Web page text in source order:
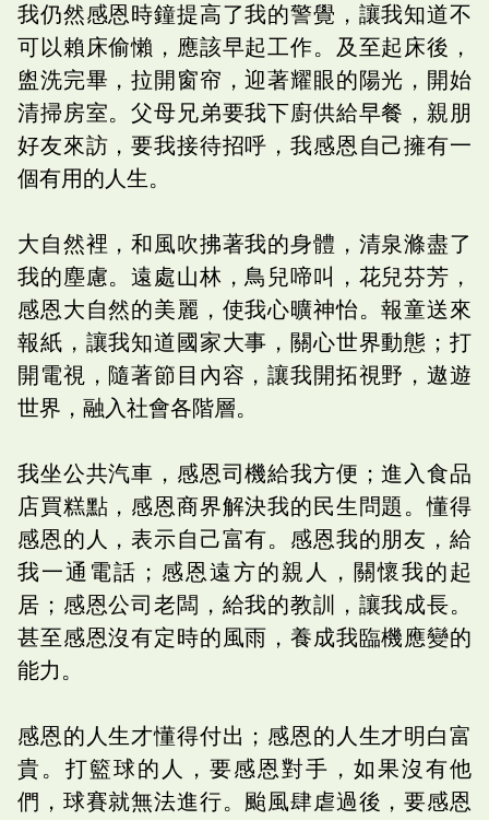
我仍然感恩時鐘提高了我的警覺，讓我知道不
可以賴床偷懶，應該早起工作。及至起床後，
盥洗完畢，拉開窗帘，迎著耀眼的陽光，開始
清掃房室。父母兄弟要我下廚供給早餐，親朋
好友來訪，要我接待招呼，我感恩自己擁有一
個有用的人生。
大自然裡，和風吹拂著我的身體，清泉滌盡了
我的塵慮。遠處山林，鳥兒啼叫，花兒芬芳，
感恩大自然的美麗，使我心曠神怡。報童送來
報紙，讓我知道國家大事，關心世界動態；打
開電視，隨著節目內容，讓我開拓視野，遨遊
世界，融入社會各階層。
我坐公共汽車，感恩司機給我方便；進入食品
店買糕點，感恩商界解決我的民生問題。懂得
感恩的人，表示自己富有。感恩我的朋友，給
我一通電話；感恩遠方的親人，關懷我的起
居；感恩公司老闆，給我的教訓，讓我成長。
甚至感恩沒有定時的風雨，養成我臨機應變的
能力。
感恩的人生才懂得付出；感恩的人生才明白富
貴。打籃球的人，要感恩對手，如果沒有他
們，球賽就無法進行。颱風肆虐過後，要感恩